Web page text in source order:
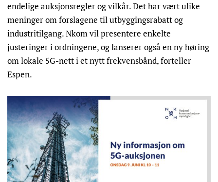
endelige auksjonsregler og vilkår. Det har vært ulike
meninger om forslagene til utbyggingsrabatt og
industritilgang. Nkom vil presentere enkelte
justeringer i ordningene, og lanserer også en ny høring
om lokale 5G-nett i et nytt frekvensbånd, forteller
Espen.